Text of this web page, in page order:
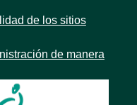
de los sitios
de manera